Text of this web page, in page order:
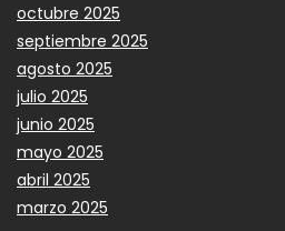
octubre 2025
septiembre 2025
agosto 2025
julio 2025
junio 2025
mayo 2025
abril 2025
marzo 2025